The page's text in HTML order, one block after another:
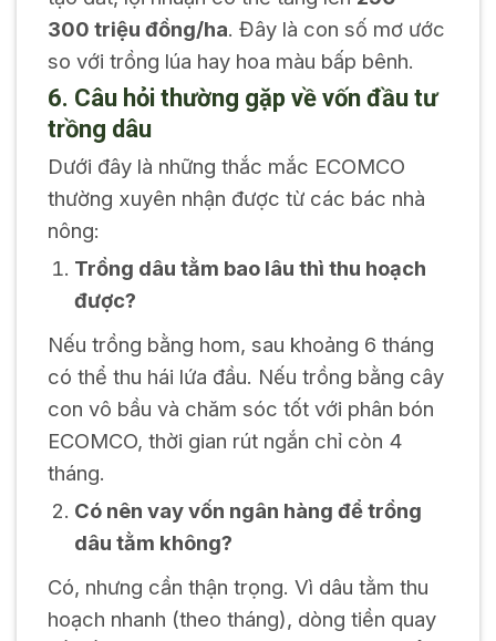
300 triệu đồng/ha. Đây là con số mơ ước
so với trồng lúa hay hoa màu bấp bênh.
6. Câu hỏi thường gặp về vốn đầu tư
trồng dâu
Dưới đây là những thắc mắc ECOMCO
thường xuyên nhận được từ các bác nhà
nông:
Trồng dâu tằm bao lâu thì thu hoạch
được?
Nếu trồng bằng hom, sau khoảng 6 tháng
có thể thu hái lứa đầu. Nếu trồng bằng cây
con vô bầu và chăm sóc tốt với phân bón
ECOMCO, thời gian rút ngắn chỉ còn 4
tháng.
Có nên vay vốn ngân hàng để trồng
dâu tằm không?
Có, nhưng cần thận trọng. Vì dâu tằm thu
hoạch nhanh (theo tháng), dòng tiền quay